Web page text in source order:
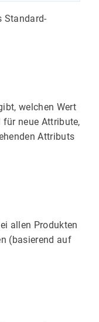
Standard-
welchen Wert
neue Attribute,
Attributs
allen Produkten
(basierend auf